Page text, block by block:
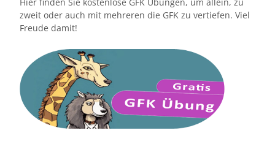
zweit oder auch mit mehreren die GFK zu vertiefen. Viel
Freude damit!